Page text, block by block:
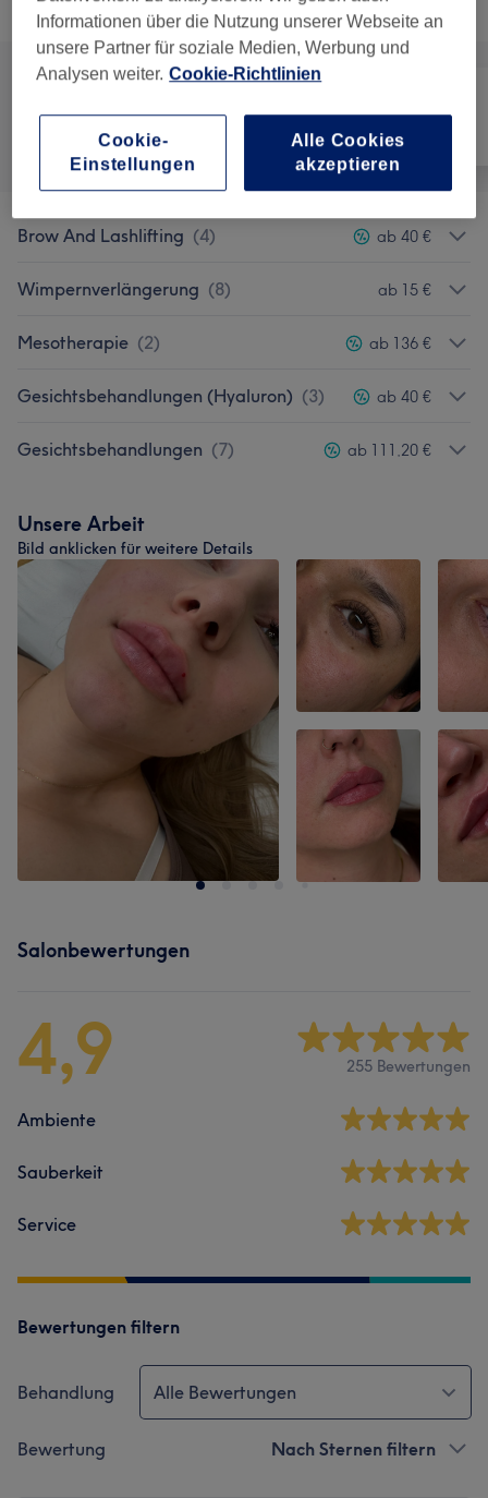
Alle Services
Alle
Brow And Lashlifting (4) ab 40 €
Wimpernverlängerung (8) ab 15 €
Mesotherapie (2) ab 136 €
Gesichtsbehandlungen (Hyaluron) (3) ab 40 €
Gesichtsbehandlungen (7) ab 111,20 €
Unsere Arbeit
Bild anklicken für weitere Details
Salonbewertungen
4,9 255 Bewertungen
Ambiente
Sauberkeit
Service
Bewertungen filtern
Behandlung Alle Bewertungen
Bewertung Nach Sternen filtern
Informationen über die Nutzung unserer Webseite an
unsere Partner für soziale Medien, Werbung und
Analysen weiter. Cookie-Richtlinien
Cookie-
Einstellungen
Alle Cookies
akzeptieren